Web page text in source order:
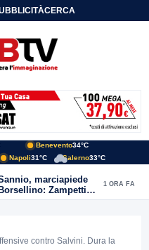
CERCA
Benevento34°C
Napoli31°C Salerno33°C
marciapiede
Zampetti e
alle polemiche
1 ORA FA
contro Salvini. Dura la